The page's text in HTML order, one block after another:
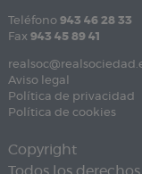
Teléfono 943 46 28 33
Fax 943 45 89 41
Aviso legal
Política de privacidad
Política de cookies
Copyright